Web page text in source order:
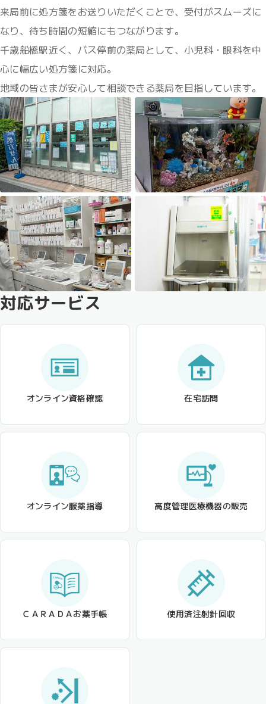
来局前に処方箋をお送りいただくことで、受付がスムーズに
なり、待ち時間の短縮にもつながります。
千歳船橋駅近く、バス停前の薬局として、小児科・眼科を中
心に幅広い処方箋に対応。
地域の皆さまが安心して相談できる薬局を目指しています。
対応サービス
オンライン資格確認 在宅訪問
オンライン服薬指導 高度管理医療機器の販売
ＣＡＲＡＤＡお薬手帳 使用済注射針回収